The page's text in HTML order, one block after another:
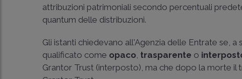
attribuzioni patrimoniali secondo percentuali
quantum delle distribuzioni.
Gli istanti chiedevano all'Agenzia delle Entrate se,
qualificato come opaco, trasparente o
Grantor Trust (interposto), ma che dopo la morte il